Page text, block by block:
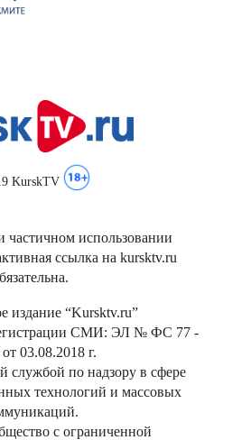
KurskTV
использовании
ссылка на kursktv.ru
издание “Kursktv.ru”
СМИ: ЭЛ № ФС 77 -
03.08.2018 г.
службой по надзору в сфере
технологий и массовых
с ограниченной